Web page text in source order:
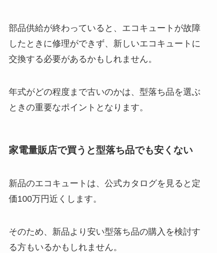
部品供給が終わっていると、エコキュートが故障
したときに修理ができず、新しいエコキュートに
交換する必要があるかもしれません。
年式がどの程度まで古いのかは、型落ち品を選ぶ
ときの重要なポイントとなります。
家電量販店で買うと型落ち品でも安くない
新品のエコキュートは、公式カタログを見ると定
価100万円近くします。
そのため、新品より安い型落ち品の購入を検討す
る方もいるかもしれません。